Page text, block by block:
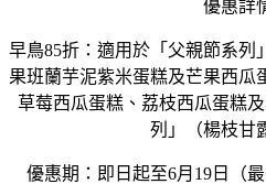
優惠詳
早鳥85折：適用於「父親節系列
果班蘭芋泥紫米蛋糕及芒果西瓜
草莓西瓜蛋糕、荔枝西瓜蛋糕
列」（楊枝甘
優惠期：即日起至6月19日（